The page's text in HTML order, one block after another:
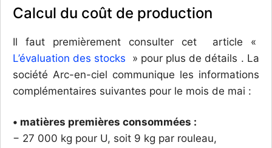
Calcul du coût de production
Il faut premièrement consulter cet article «
L’évaluation des stocks » pour plus de détails . La
société Arc-en-ciel communique les informations
complémentaires suivantes pour le mois de mai :
• matières premières consommées :
− 27 000 kg pour U, soit 9 kg par rouleau,